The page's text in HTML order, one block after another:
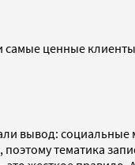
ценные
вывод:
тематика